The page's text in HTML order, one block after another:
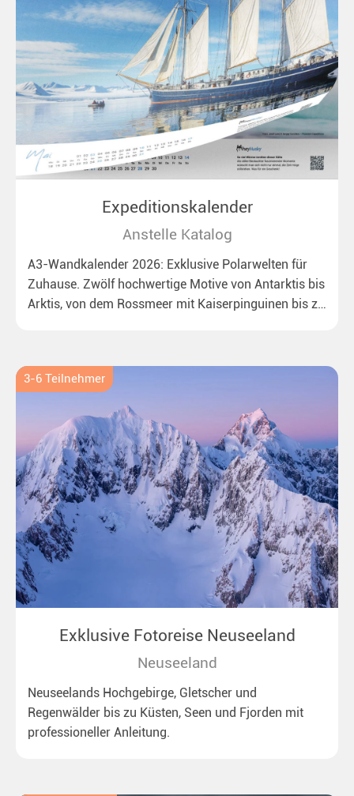
Expeditionskalender
Anstelle Katalog
A3-Wandkalender 2026: Exklusive Polarwelten für
Zuhause. Zwölf hochwertige Motive von Antarktis bis
Arktis, von dem Rossmeer mit Kaiserpinguinen bis zu
3-6 Teilnehmer
Exklusive Fotoreise Neuseeland
Neuseeland
Neuseelands Hochgebirge, Gletscher und
Regenwälder bis zu Küsten, Seen und Fjorden mit
professioneller Anleitung.